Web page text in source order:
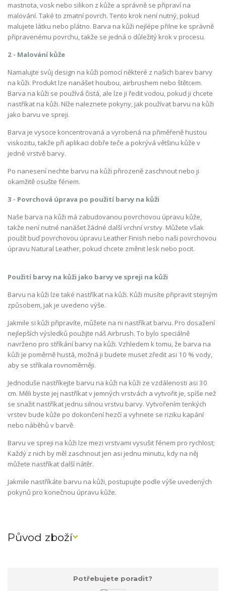
mastnota, vosk nebo silikon z kůže a správně se připraví na
malování. Také to zmatní povrch. Tento krok není nutný, pokud
malujete látku nebo plátno. Barva na kůži nejlépe přilne ke správně
připravenému povrchu, takže se jedná o důležitý krok v procesu.
2 - Malování kůže
Namalujte svůj design na kůži pomocí některé z našich barev barvy
na kůži. Produkt lze nanášet houbou, airbrushem nebo štětcem.
Barva na kůži se používá čistá, ale lze ji ředit vodou, pokud ji chcete
nastříkat na kůži. Níže naleznete pokyny, jak používat barvu na kůži
jako barvu ve spreji.
Barva je vysoce koncentrovaná a vyrobená na přiměřeně hustou
viskozitu, takže při aplikaci dobře teče a pokrývá většinu kůže v
jedné vrstvě barvy.
Po nanesení nechte barvu na kůži přirozeně zaschnout nebo ji
okamžitě osušte fénem.
3 - Povrchová úprava po použití barvy na kůži
Naše barva na kůži má zabudovanou povrchovou úpravu kůže,
takže není nutné nanášet žádné další vrchní vrstvy. Můžete však
použít buď povrchovou úpravu Leather Finish nebo naši povrchovou
úpravu Natural Leather, pokud chcete změnit lesk nebo pocit.
Použití barvy na kůži jako barvy ve spreji na kůži
Barvu na kůži lze také nastříkat na kůži. Kůži musíte připravit stejným
způsobem, jak je uvedeno výše.
Jakmile si kůži připravíte, můžete na ni nastříkat barvu. Pro dosažení
nejlepších výsledků použijte náš Airbrush. To bylo speciálně
navrženo pro stříkání barvy na kůži. Vzhledem k tomu, že barva na
kůži je poměrně hustá, možná ji budete muset zředit asi 10 % vody,
aby se stříkala rovnoměrněji.
Jednoduše nastříkejte barvu na kůži na kůži ze vzdálenosti asi 30
cm. Měli byste jej nastříkat v jemných vrstvách a vytvořit je, spíše než
se snažit nastříkat jednu silnou vrstvu barvy. Vytvořením tenkých
vrstev bude kůže po dokončení hezčí a vyhnete se riziku kapání
nebo náběhů v barvě.
Barvu ve spreji na kůži lze mezi vrstvami vysušit fénem pro rychlost;
Každý z nich by měl zaschnout jen asi jednu minutu, kdy na něj
můžete nastříkat další nátěr.
Jakmile nastříkáte barvu na kůži, postupujte podle výše uvedených
pokynů pro konečnou úpravu kůže.
Původ zboží
Potřebujete poradit?